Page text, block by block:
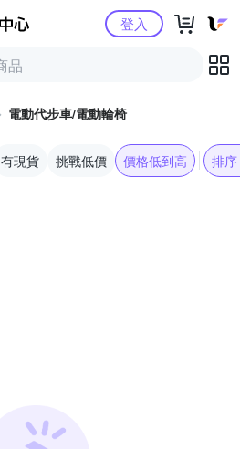
Yahoo購物中心登入
電動代步車/電動輪椅
有現貨 挑戰低價 價格低到高 排序